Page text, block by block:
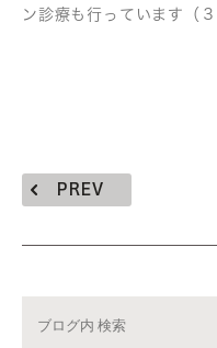
ン診療も行っています（
PREV